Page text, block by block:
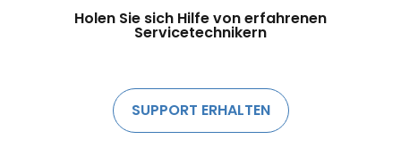
Holen Sie sich Hilfe von erfahrenen
Servicetechnikern
SUPPORT ERHALTEN